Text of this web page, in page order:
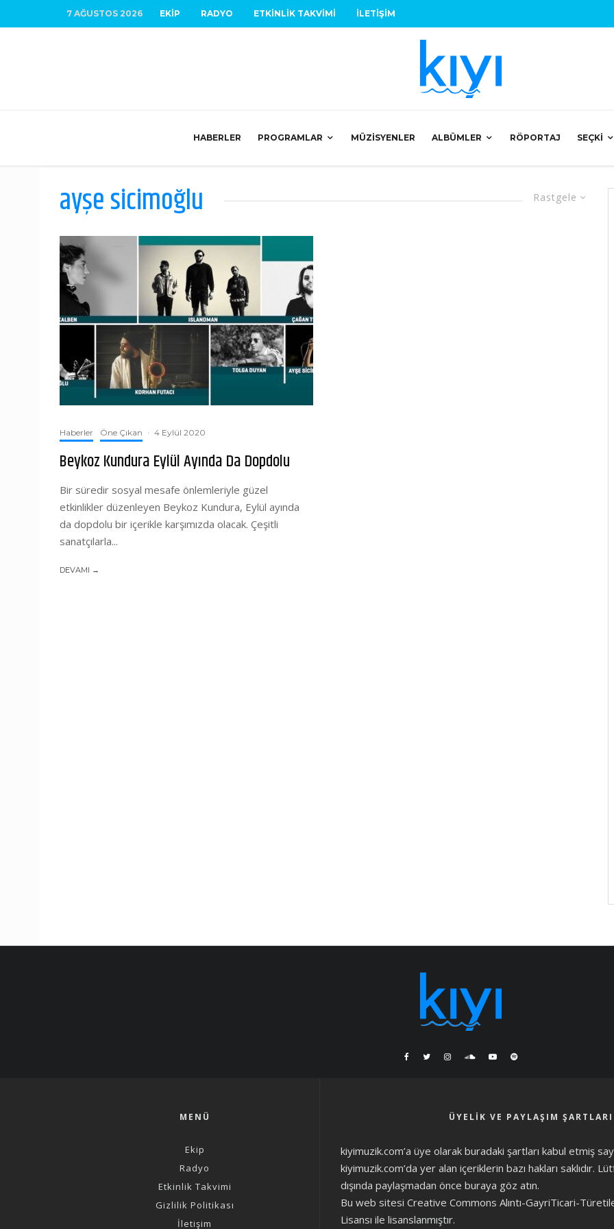
7 AĞUSTOS 2026 EKIP RADYO ETKINLIK TAKVIMI İLETIŞIM
HABERLER PROGRAMLAR MÜZISYENLER ALBÜMLER RÖPORTAJ SEÇKI
Rastgele
ayşe sicimoğlu
Haberler Öne Çıkan · 4 Eylül 2020
Beykoz Kundura Eylül Ayında Da Dopdolu
Bir süredir sosyal mesafe önlemleriyle güzel
etkinlikler düzenleyen Beykoz Kundura, Eylül ayında
da dopdolu bir içerikle karşımızda olacak. Çeşitli
sanatçılarla...
DEVAMI →
MENÜ
Ekip
Radyo
Etkinlik Takvimi
Gizlilik Politikası
İletişim
ÜYELIK VE PAYLAŞIM ŞARTLARI
kiyimuzik.com’a üye olarak buradaki şartları kabul etmiş
kiyimuzik.com’da yer alan içeriklerin bazı hakları saklıdır.
dışında paylaşmadan önce buraya göz atın.
Bu web sitesi Creative Commons Alıntı-GayriTicari-
Lisansı ile lisanslanmıştır.